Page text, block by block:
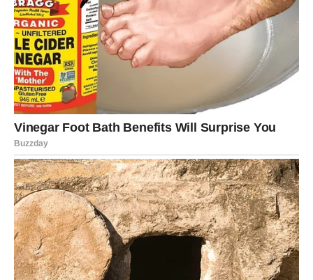
Za one koji vole začinjenija jela, malo tucane paprikeili
sitno seckan beli luku pavlaci može biti sjajan
dodatak.
Zaključak
Ovaj recept je pravi primer kako se sa nekoliko
jednostavnih sastojaka i uz minimalan trud može
pripremitiizuzetno ukusno i zasitno jelo.Pileće šnicle na
krompiru, pečene sa pavlakom i jajima, zadovoljiće kako
gladne stomake, tako i probirljive ukuse.
Idealno je zaporodični ručak
, ali i kada očekuješ goste –
jednostavno, a izgleda kao da si se baš potrudila. Dodatna